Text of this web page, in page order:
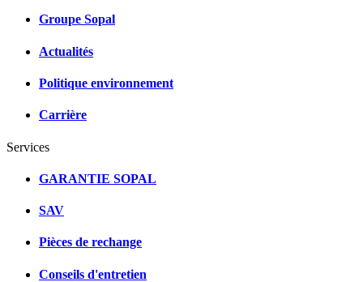
Groupe Sopal
Actualités
Politique environnement
Carrière
Services
GARANTIE SOPAL
SAV
Pièces de rechange
Conseils d'entretien